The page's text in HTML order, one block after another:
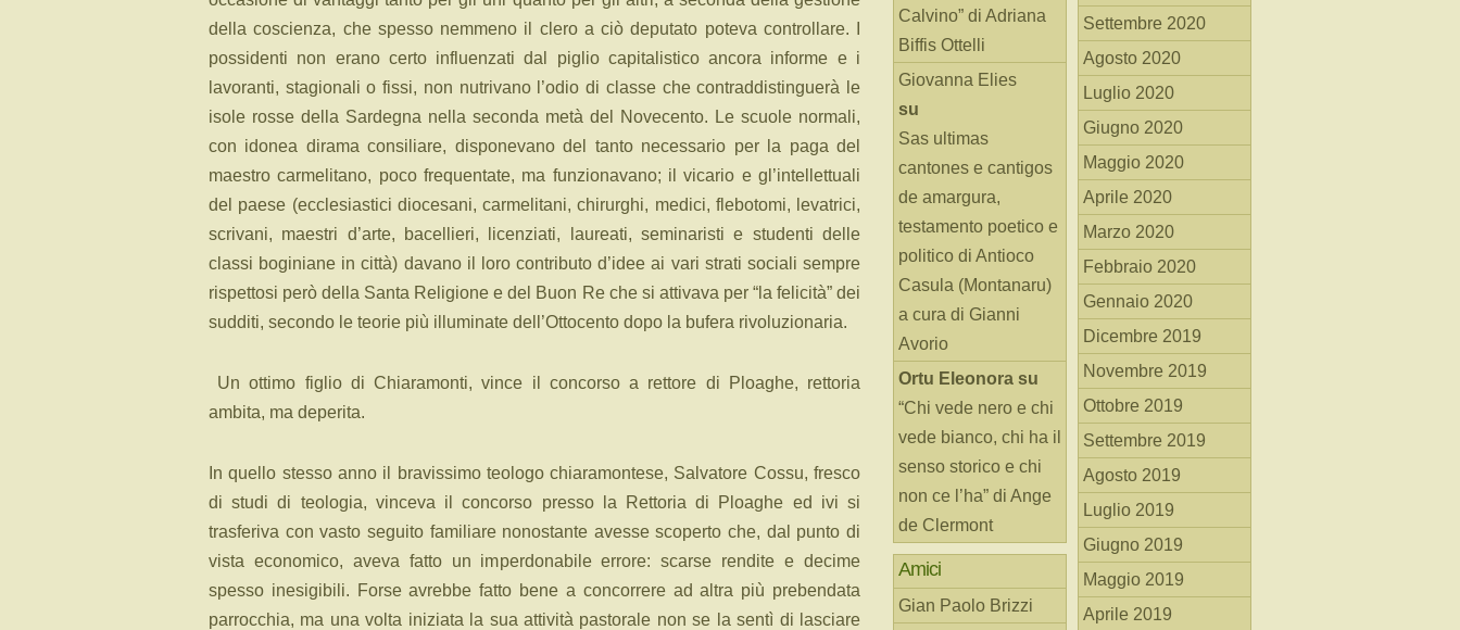
della coscienza, che spesso nemmeno il clero a ciò deputato poteva controllare. I
possidenti non erano certo influenzati dal piglio capitalistico ancora informe e i
lavoranti, stagionali o fissi, non nutrivano l’odio di classe che contraddistinguerà le
isole rosse della Sardegna nella seconda metà del Novecento. Le scuole normali,
con idonea dirama consiliare, disponevano del tanto necessario per la paga del
maestro carmelitano, poco frequentate, ma funzionavano; il vicario e gl’intellettuali
del paese (ecclesiastici diocesani, carmelitani, chirurghi, medici, flebotomi, levatrici,
scrivani, maestri d’arte, bacellieri, licenziati, laureati, seminaristi e studenti delle
classi boginiane in città) davano il loro contributo d’idee ai vari strati sociali sempre
rispettosi però della Santa Religione e del Buon Re che si attivava per “la felicità” dei
sudditi, secondo le teorie più illuminate dell’Ottocento dopo la bufera rivoluzionaria.
Un ottimo figlio di Chiaramonti, vince il concorso a rettore di Ploaghe, rettoria
ambita, ma deperita.
In quello stesso anno il bravissimo teologo chiaramontese, Salvatore Cossu, fresco
di studi di teologia, vinceva il concorso presso la Rettoria di Ploaghe ed ivi si
trasferiva con vasto seguito familiare nonostante avesse scoperto che, dal punto di
vista economico, aveva fatto un imperdonabile errore: scarse rendite e decime
spesso inesigibili. Forse avrebbe fatto bene a concorrere ad altra più prebendata
parrocchia, ma una volta iniziata la sua attività pastorale non se la sentì di lasciare
Calvino” di Adriana
Biffis Ottelli
Giovanna Elies
su
Sas ultimas
cantones e cantigos
de amargura,
testamento poetico e
politico di Antioco
Casula (Montanaru)
a cura di Gianni
Avorio
Ortu Eleonora su
“Chi vede nero e chi
vede bianco, chi ha il
senso storico e chi
non ce l’ha” di Ange
de Clermont
Amici
Gian Paolo Brizzi
Settembre 2020
Agosto 2020
Luglio 2020
Giugno 2020
Maggio 2020
Aprile 2020
Marzo 2020
Febbraio 2020
Gennaio 2020
Dicembre 2019
Novembre 2019
Ottobre 2019
Settembre 2019
Agosto 2019
Luglio 2019
Giugno 2019
Maggio 2019
Aprile 2019